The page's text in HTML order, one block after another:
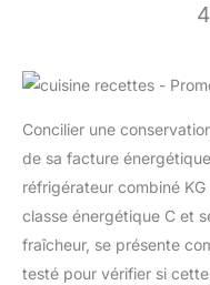
Concilier une
de sa facture
réfrigérateur combiné
classe énergétique C et
fraîcheur, se présente
testé pour vérifier si